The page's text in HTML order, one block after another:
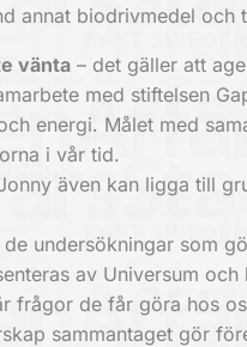
annat biodrivmedel och
vänta – det gäller att
med stiftelsen
energi. Målet med
i vår tid.
även kan ligga till
undersökningar som
av Universum
de får göra hos
sammantaget gör